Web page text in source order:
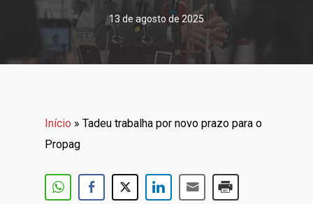
13 de agosto de 2025
Início » Tadeu trabalha por novo prazo para o
Propag